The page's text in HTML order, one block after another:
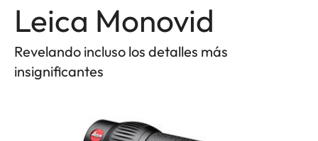
Leica Monovid
Revelando incluso los detalles más
insignificantes